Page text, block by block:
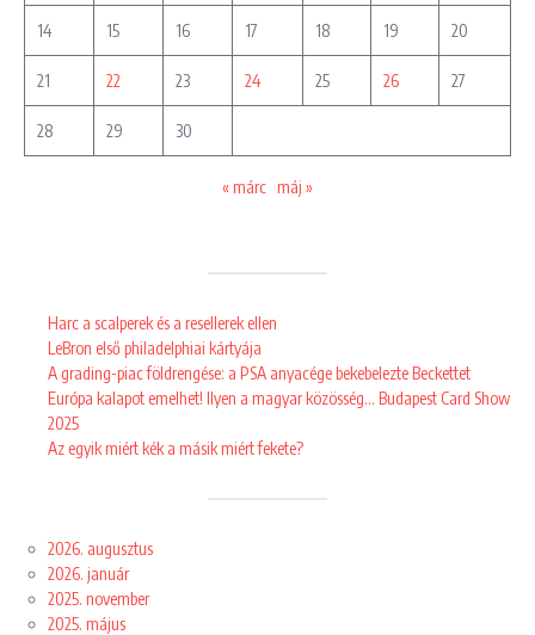
14 15 16 17 18 19 20
21 22 23 24 25 26 27
28 29 30
« márc máj »
Harc a scalperek és a resellerek ellen
LeBron első philadelphiai kártyája
A grading-piac földrengése: a PSA anyacége bekebelezte Beckettet
Európa kalapot emelhet! Ilyen a magyar közösség… Budapest Card Show
2025
Az egyik miért kék a másik miért fekete?
2026. augusztus
2026. január
2025. november
2025. május